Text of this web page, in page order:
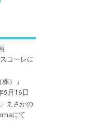
コーレに
）」
9月16日
まさかの
にて